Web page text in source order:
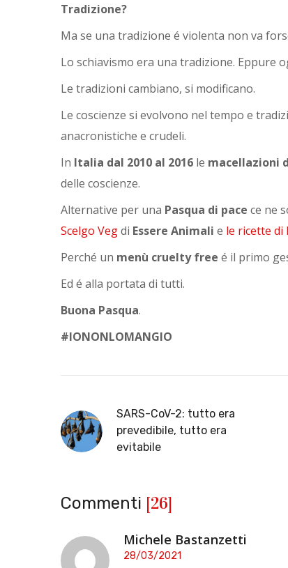
Tradizione?
Ma se una tradizione é violenta non va
Lo schiavismo era una tradizione. Eppure
Le tradizioni cambiano, si modificano.
Le coscienze si evolvono nel tempo e
anacronistiche e crudeli.
In Italia dal 2010 al 2016 le macellazioni
delle coscienze.
Alternative per una Pasqua di pace ce ne
Scelgo Vegdi Essere Animali e le ricette di
Perché un menù cruelty free é il primo
Ed é alla portata di tutti.
Buona Pasqua.
#IONONLOMANGIO
SARS-CoV-2: tutto era
prevedibile, tutto era
evitabile
Commenti [26]
Michele Bastanzetti
28/03/2021